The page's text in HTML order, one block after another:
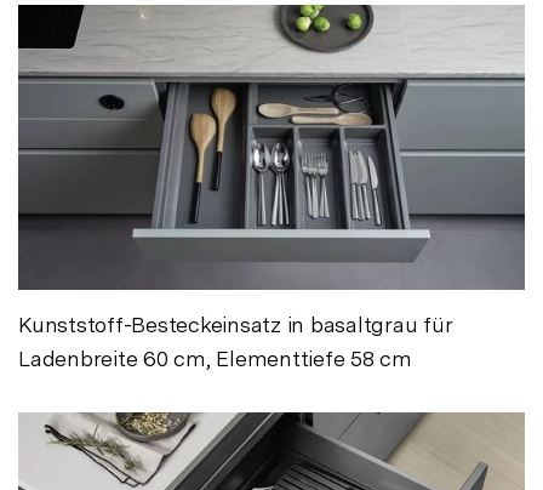
Kunststoff-Besteckeinsatz in basaltgrau für
Ladenbreite 60 cm, Elementtiefe 58 cm